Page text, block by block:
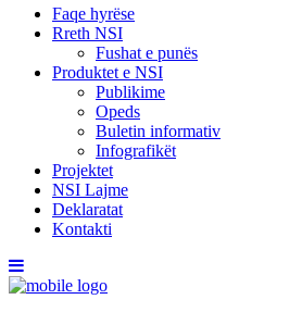
Faqe hyrëse
Rreth NSI
Fushat e punës
Produktet e NSI
Publikime
Opeds
Buletin informativ
Infografikët
Projektet
NSI Lajme
Deklaratat
Kontakti